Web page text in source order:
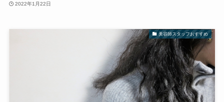
2022年1月22日
美容師スタッフおすすめ